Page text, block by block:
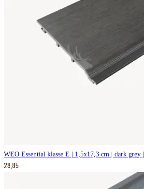
WEO Essential klasse E | 1,5x17,3 cm | dark grey
28,85